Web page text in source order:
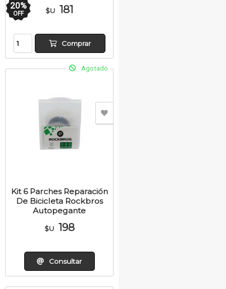
20%
OFF $U 181
Comprar
Agotado
Kit 6 Parches Reparación
De Bicicleta Rockbros
Autopegante
$U 198
Consultar